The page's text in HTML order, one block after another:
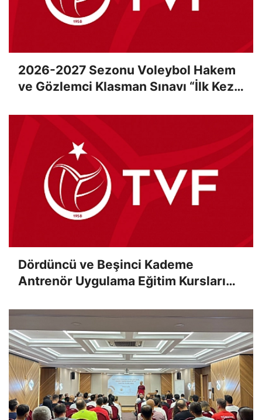
2026-2027 Sezonu Voleybol Hakem
ve Gözlemci Klasman Sınavı “İlk Kez”
Dördüncü ve Beşinci Kademe
Antrenör Uygulama Eğitim Kursları